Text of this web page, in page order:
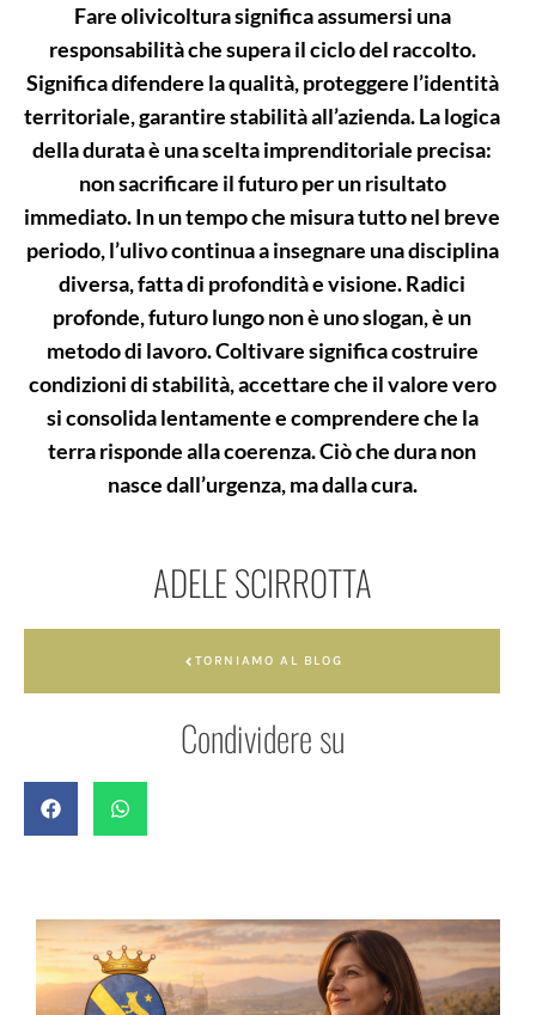
Fare olivicoltura significa assumersi una
responsabilità che supera il ciclo del raccolto.
Significa difendere la qualità, proteggere l’identità
territoriale, garantire stabilità all’azienda. La logica
della durata è una scelta imprenditoriale precisa:
non sacrificare il futuro per un risultato
immediato. In un tempo che misura tutto nel breve
periodo, l’ulivo continua a insegnare una disciplina
diversa, fatta di profondità e visione. Radici
profonde, futuro lungo non è uno slogan, è un
metodo di lavoro. Coltivare significa costruire
condizioni di stabilità, accettare che il valore vero
si consolida lentamente e comprendere che la
terra risponde alla coerenza. Ciò che dura non
nasce dall’urgenza, ma dalla cura.
ADELE SCIRROTTA
TORNIAMO AL BLOG
Condividere su